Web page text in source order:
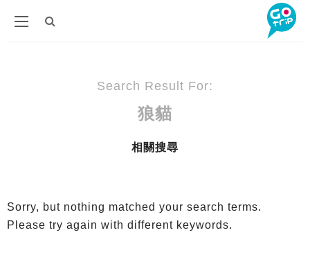
Search Result For:
狼貓
相關搜尋
Sorry, but nothing matched your search terms.
Please try again with different keywords.